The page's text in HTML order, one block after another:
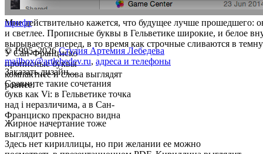
Мне действительно кажется, что будущее лучше прошедшего:
и светлее. Прописные буквы в Гельветике широкие, и белое
вырывается вперед, в то время как строчные сливаются в
У Сан-Франциско
прописные буквы
компактнее и слова выглядят
ровнее.
Сравните такие сочетания
букв как Vi: в Гельветике точка
над i неразличима, а в Сан-
Франциско прекрасно видна
Жирное начертание тоже
выглядит ровнее.
Здесь нет кириллицы, но при желании ее можно
шрифт
© 1995–2026 Студия Артемия Лебедева
mailbox@artlebedev.ru, адреса и телефоны
Заказать дизайн...